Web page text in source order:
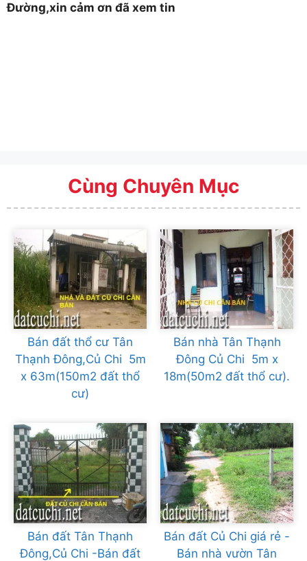
Đường,xin cảm ơn đã xem tin
Cùng Chuyên Mục
Bán đất thổ cư Tân
Thạnh Đông,Củ Chi 5m
x 63m(150m2 đất thổ
cư)
Bán nhà Tân Thạnh
Đông Củ Chi 5m x
18m(50m2 đất thổ cư).
Bán đất Tân Thạnh
Đông,Củ Chi -Bán đất
Bán đất Củ Chi giá rẻ -
Bán nhà vườn Tân